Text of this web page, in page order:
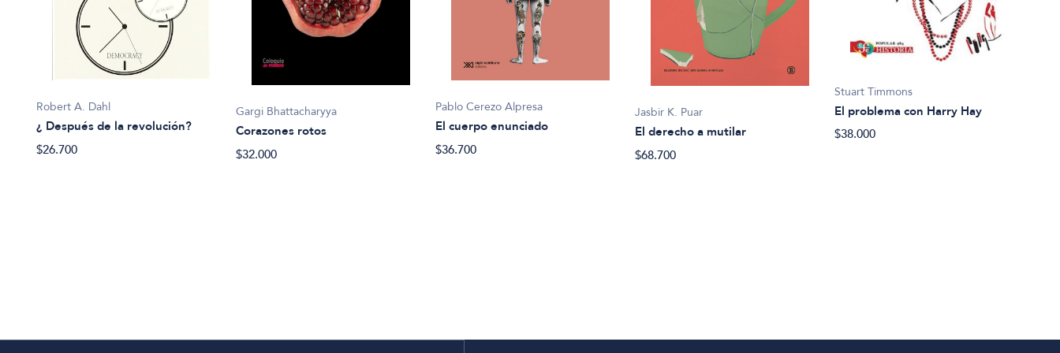
Robert A. Dahl
¿ Después de la revolución?
$26.700
Gargi Bhattacharyya
Corazones rotos
$32.000
Pablo Cerezo Alpresa
El cuerpo enunciado
$36.700
Jasbir K. Puar
El derecho a mutilar
$68.700
Stuart Timmons
El problema con Harry Hay
$38.000